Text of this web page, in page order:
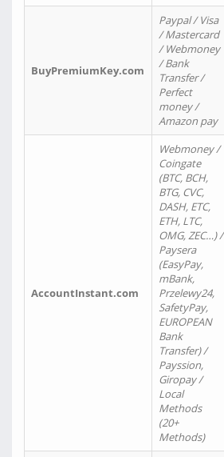
BuyPremiumKey.com
Paypal / Visa
/ Mastercard
/ Webmoney
/ Bank
Transfer /
Perfect
money /
Amazon pay
AccountInstant.com
Webmoney /
Coingate
(BTC, BCH,
BTG, CVC,
DASH, ETC,
ETH, LTC,
OMG, ZEC…) /
Paysera
(EasyPay,
mBank,
Przelewy24,
SafetyPay,
EUROPEAN
Bank
Transfer) /
Payssion,
Giropay /
Local
Methods
(20+
Methods)